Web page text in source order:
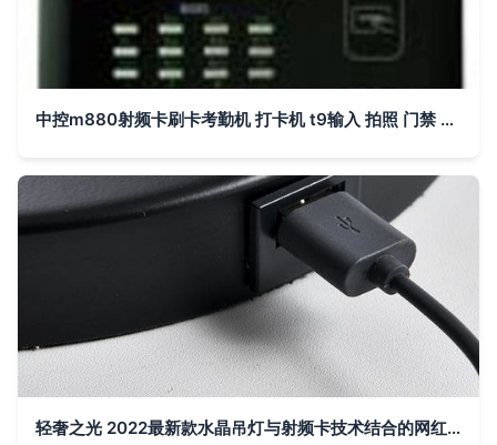
中控m880射频卡刷卡考勤机 打卡机 t9输入 拍照 门禁 网络 u盘价格 厂家 图片
轻奢之光 2022最新款水晶吊灯与射频卡技术结合的网红杰作